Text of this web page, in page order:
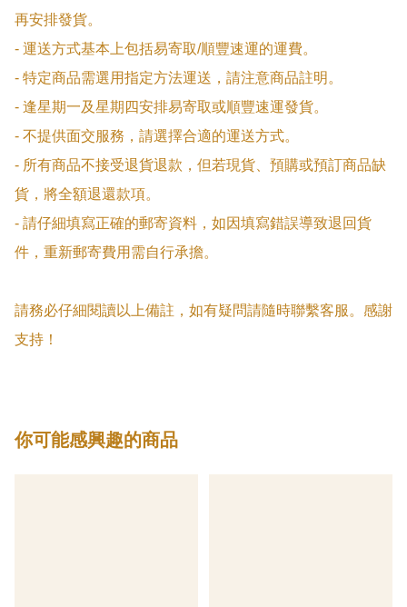
再安排發貨。
- 運送方式基本上包括易寄取/順豐速運的運費。
- 特定商品需選用指定方法運送，請注意商品註明。
- 逢星期一及星期四安排易寄取或順豐速運發貨。
- 不提供面交服務，請選擇合適的運送方式。
- 所有商品不接受退貨退款，但若現貨、預購或預訂商品缺
貨，將全額退還款項。
- 請仔細填寫正確的郵寄資料，如因填寫錯誤導致退回貨
件，重新郵寄費用需自行承擔。
請務必仔細閱讀以上備註，如有疑問請隨時聯繫客服。感謝
支持！
你可能感興趣的商品